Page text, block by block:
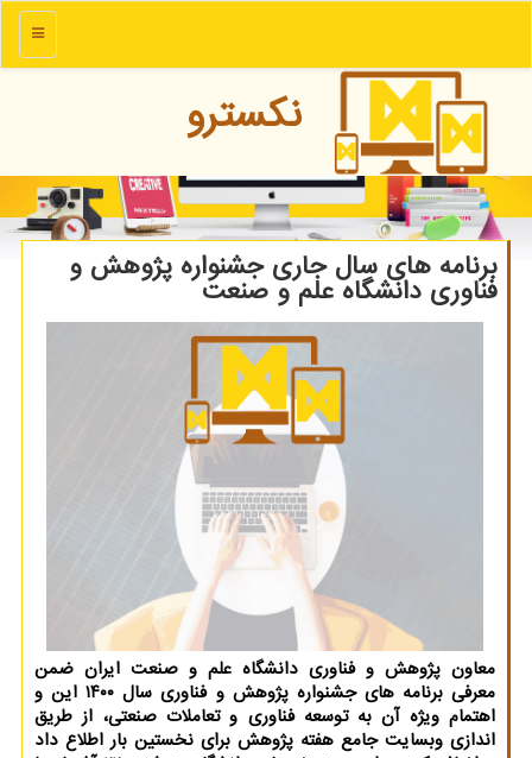
منو
نكسترو
برنامه های سال جاری جشنواره پژوهش و
فناوری دانشگاه علم و صنعت
معاون پژوهش و فناوری دانشگاه علم و صنعت ایران ضمن
معرفی برنامه های جشنواره پژوهش و فناوری سال ۱۴۰۰ این و
اهتمام ویژه آن به توسعه فناوری و تعاملات صنعتی، از طریق
اندازی وبسایت جامع هفته پژوهش برای نخستین بار اطلاع داد